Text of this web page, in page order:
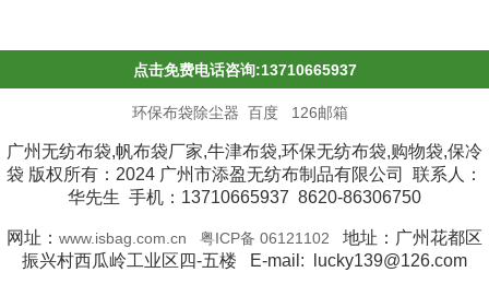
点击免费电话咨询:13710665937
环保布袋除尘器 百度 126邮箱
广州无纺布袋,帆布袋厂家,牛津布袋,环保无纺布袋,购物袋,保冷
袋 版权所有：2024 广州市添盈无纺布制品有限公司 联系人：
华先生 手机：13710665937 8620-86306750
网址： www.isbag.com.cn 粤ICP备 06121102
地址：广州花都区
振兴村西瓜岭工业区四-五楼 E-mail: lucky139@126.com